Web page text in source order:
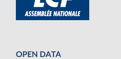
OPEN DATA